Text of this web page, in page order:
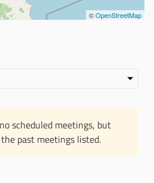
©OpenStreetMap
scheduled meetings, but
past meetings listed.